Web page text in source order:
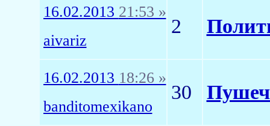
16.02.2013 21:53 »
aivariz
2
16.02.2013 18:26 »
banditomexikano
30